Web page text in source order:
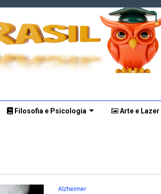
Filosofia e Psicologia Arte e Lazer
Alzheimer